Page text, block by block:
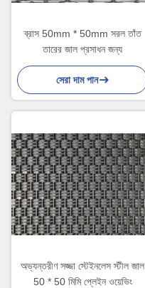
ব্রাস 50mm * 50mm সরল তাঁত
তারের জাল প্রসাধন জন্য
সেরা দাম পান
অভ্যন্তরীণ সজ্জা স্টেইনলেস স্টীল জাল
50 * 50 মিমি প্লেইন ওয়েভিং